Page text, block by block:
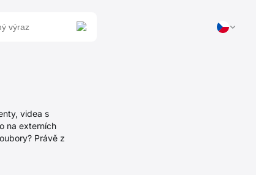
videa s
na externích
Právě z